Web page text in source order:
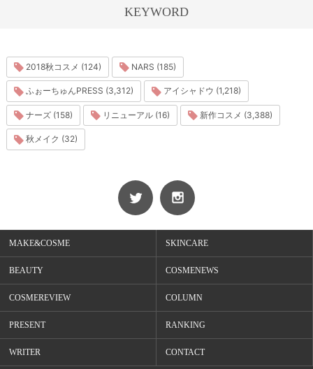
KEYWORD
2018秋コスメ (124) NARS (185)
ふぉーちゅんPRESS (3,312) アイシャドウ (1,218)
ナーズ (158) リニューアル (16) 新作コスメ (3,388)
秋メイク (32)
MAKE&COSME SKINCARE
BEAUTY COSMENEWS
COSMEREVIEW COLUMN
PRESENT RANKING
WRITER CONTACT